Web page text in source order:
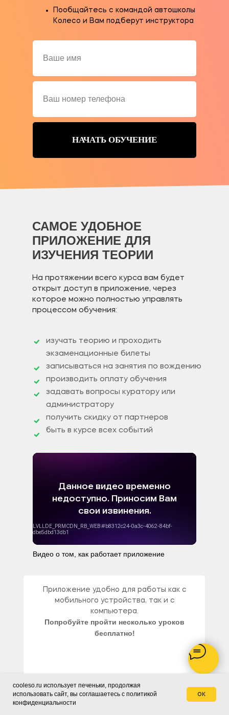
Пообщайтесь с командой автошколы
Колесо и Вам подберут инструктора
НАЧАТЬ ОБУЧЕНИЕ
Приложение удобно для работы как с
мобильного устройства, так и с
компьютера.
Попробуйте пройти несколько уроков
бесплатно!
САМОЕ УДОБНОЕ
ПРИЛОЖЕНИЕ ДЛЯ
ИЗУЧЕНИЯ ТЕОРИИ
Видео о том, как работает приложение
изучать теорию и проходить
экзаменационные билеты
записываться на занятия по вождению
производить оплату обучения
задавать вопросы куратору или
администратору
получить скидку от партнеров
быть в курсе всех событий
На протяжении всего курса вам будет
открыт доступ в приложение, через
которое можно полностью управлять
процессом обучения:
Заказать звонок
cooleso.ru использует печеньки, продолжая
использовать сайт, вы соглашаетесь c политикой
конфиденциальности
ок